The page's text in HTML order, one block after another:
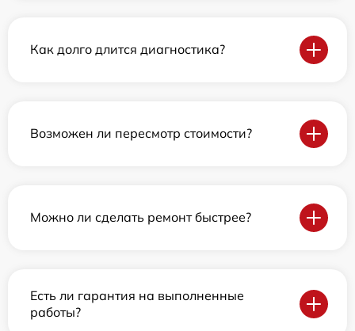
Как долго длится диагностика?
Возможен ли пересмотр стоимости?
Можно ли сделать ремонт быстрее?
Есть ли гарантия на выполненные
работы?